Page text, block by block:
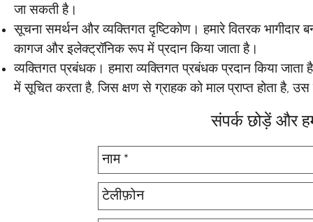
जा सकती है।
सूचना समर्थन और व्यक्तिगत दृष्टिकोण। हमारे वितरक
कागज और इलेक्ट्रॉनिक रूप में प्रदान किया जाता है।
व्यक्तिगत प्रबंधक। हमारा व्यक्तिगत प्रबंधक प्रदान किया
में सूचित करता है, जिस क्षण से ग्राहक को माल प्राप्त होता है,
संपर्क छोड़ें और